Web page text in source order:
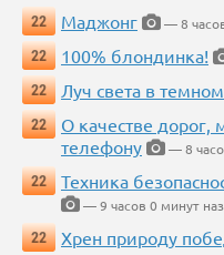
22
Маджонг
— 8
22
100% блондинка!
22
Луч света в
22
О качестве дорог,
телефону
— 8
22
Техника
— 9 часов 0 минут
22
Хрен природу